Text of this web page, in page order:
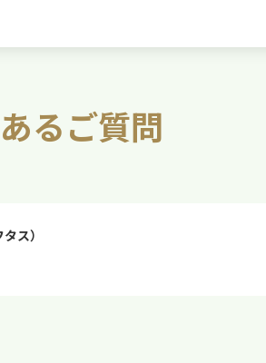
るご質問
ス）